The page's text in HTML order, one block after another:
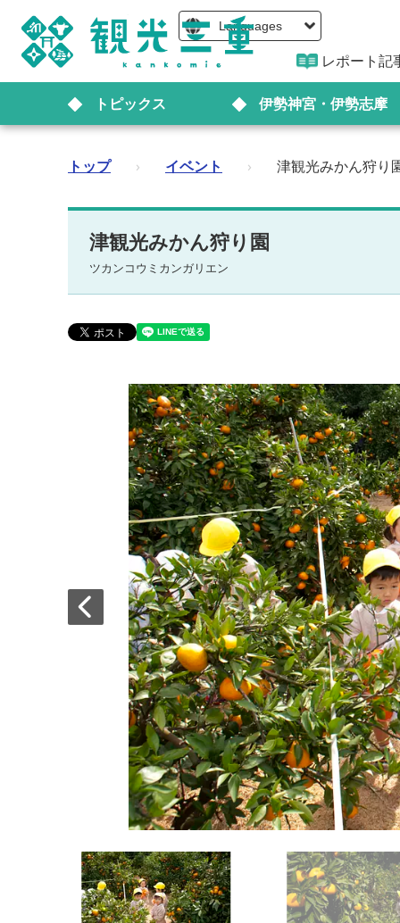
Languages
レポート記
トピックス 伊勢神宮・伊勢志摩
トップ › イベント › 津観光みかん狩り
津観光みかん狩り園
ツカンコウミカンガリエン